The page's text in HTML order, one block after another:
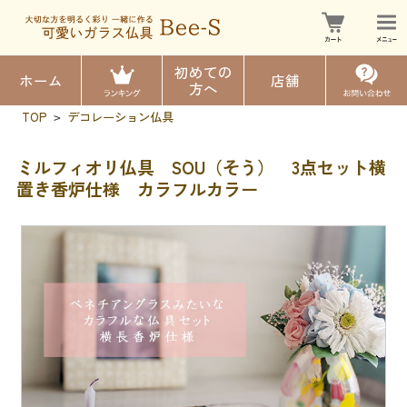
ホーム
初めての
方へ
店舗
TOP > デコレーション仏具
ミルフィオリ仏具 SOU（そう） 3点セット横
置き香炉仕様 カラフルカラー